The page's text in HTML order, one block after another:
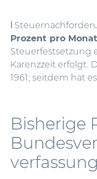
ǀ
Prozent pro Monat
Steuerfestsetzung
Karenzzeit erfolgt.
1961; seitdem hat
Bisherige